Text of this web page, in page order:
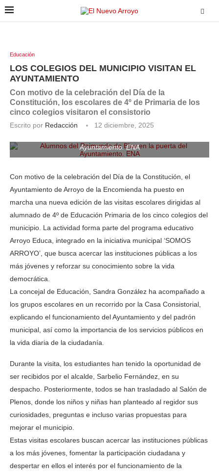
Educación
LOS COLEGIOS DEL MUNICIPIO VISITAN EL
AYUNTAMIENTO
Con motivo de la celebración del Día de la
Constitución, los escolares de 4º de Primaria de los
cinco colegios visitaron el consistorio
Escrito por Redacción
12 diciembre, 2025
Ayuntamiento. ENA
Con motivo de la celebración del Día de la Constitución, el
Ayuntamiento de Arroyo de la Encomienda ha puesto en
marcha una nueva edición de las visitas escolares dirigidas al
alumnado de 4º de Educación Primaria de los cinco colegios del
municipio. La actividad forma parte del programa educativo
Arroyo Educa, integrado en la iniciativa municipal ‘SOMOS
ARROYO’, que busca acercar las instituciones públicas a los
más jóvenes y reforzar su conocimiento sobre la vida
democrática.
La concejal de Educación, Sandra González ha acompañado a
los grupos escolares en un recorrido por la Casa Consistorial,
explicando el funcionamiento del Ayuntamiento y del padrón
municipal, así como la importancia de los servicios públicos en
la vida diaria de la ciudadanía.
Durante la visita, los estudiantes han tenido la oportunidad de
ser recibidos por el alcalde, Sarbelio Fernández, en su
despacho. Posteriormente, todos se han trasladado al Salón de
Plenos, donde los niños y niñas han planteado al regidor sus
curiosidades, preguntas e incluso varias propuestas para
mejorar el municipio.
Estas visitas escolares buscan acercar las instituciones públicas
a los más jóvenes, fomentar la participación ciudadana y
despertar en ellos el interés por el funcionamiento de la